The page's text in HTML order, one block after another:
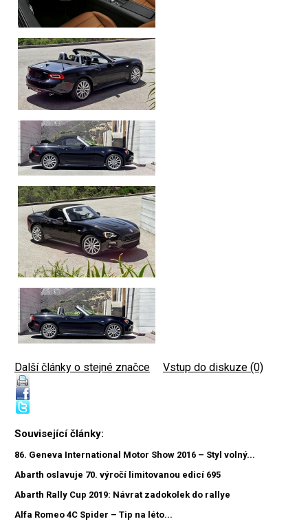
Další články o stejné značce Vstup do diskuze (0)
Související články:
86. Geneva International Motor Show 2016 – Styl volný...
Abarth oslavuje 70. výročí limitovanou edicí 695
Abarth Rally Cup 2019: Návrat zadokolek do rallye
Alfa Romeo 4C Spider – Tip na léto...